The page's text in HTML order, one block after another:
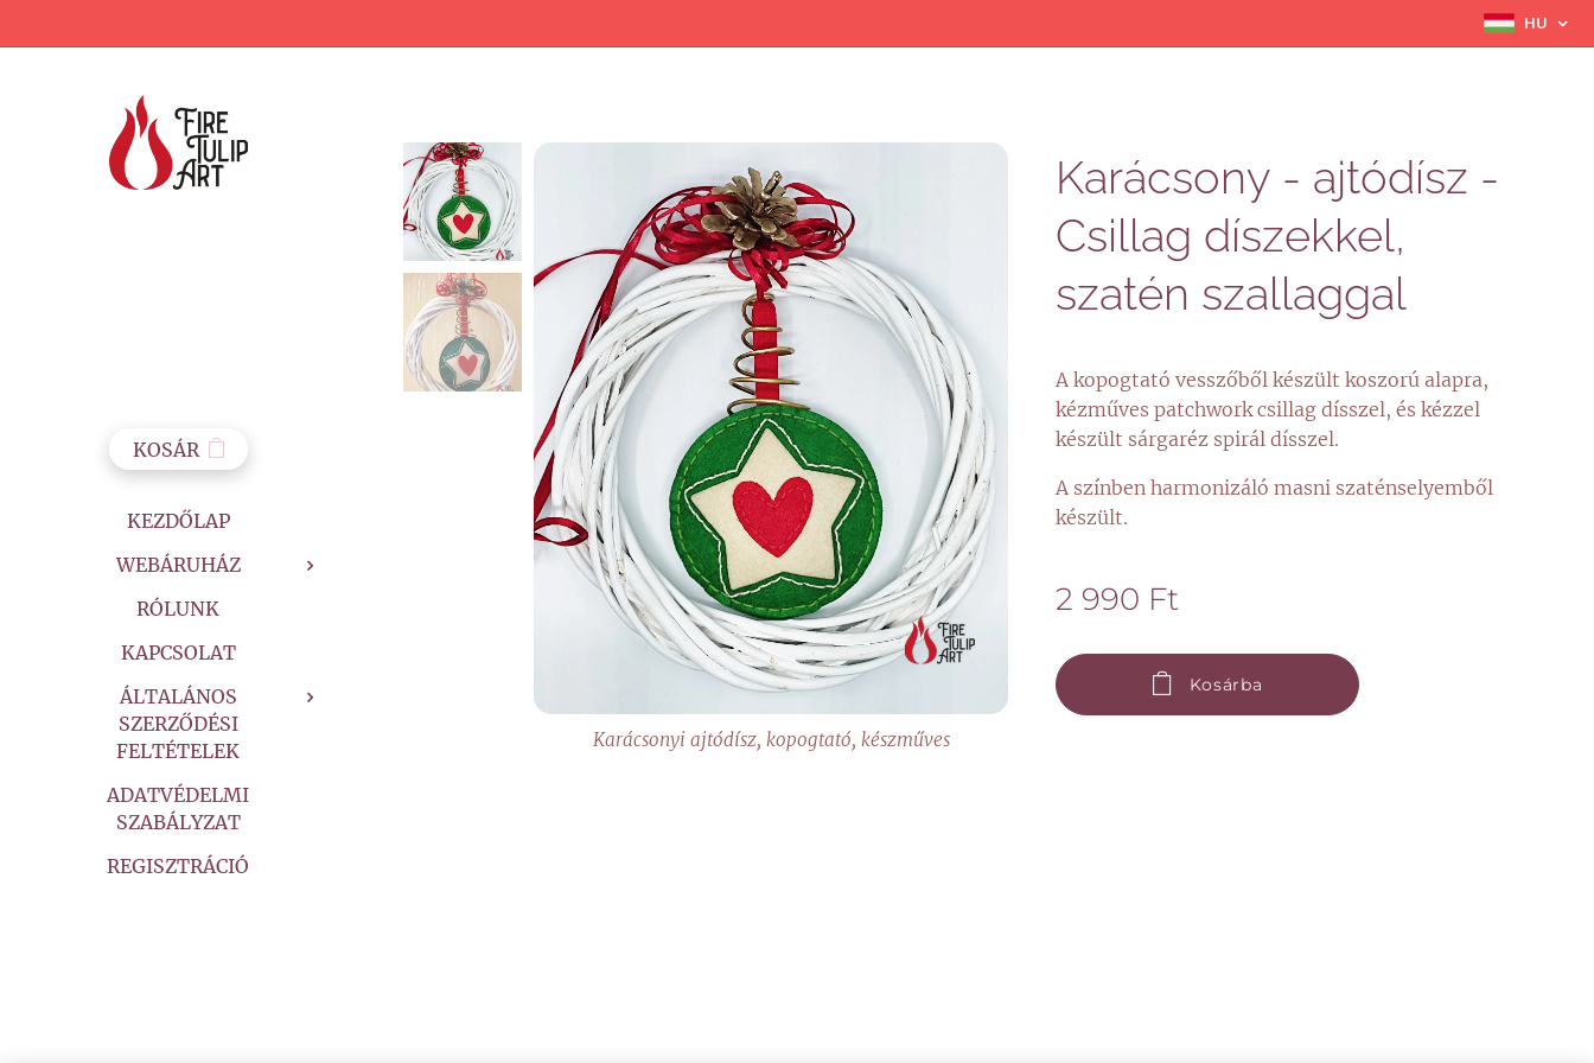
HU
KOSÁR
KEZDŐLAP
WEBÁRUHÁZ
RÓLUNK
KAPCSOLAT
ÁLTALÁNOS
SZERZŐDÉSI
FELTÉTELEK
ADATVÉDELMI
SZABÁLYZAT
REGISZTRÁCIÓ
Karácsony - ajtódísz -
Csillag díszekkel,
szatén szallaggal
Karácsonyi ajtódísz, kopogtató, készműves
A kopogtató vesszőből készült koszorú alapra,
kézműves patchwork csillag dísszel, és kézzel
készült sárgaréz spirál dísszel.
A színben harmonizáló masni szaténselyemből
készült.
2 990 Ft
Kosárba